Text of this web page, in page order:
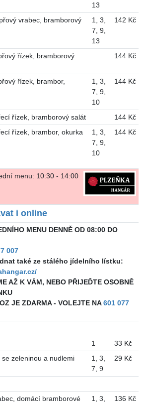
13
vrabec, bramborový
1 3
7 9,
13
142 Kč
řízek, bramborový
144 Kč
řízek, brambor,
1 3
7 9,
10
144 Kč
řízek, bramborový salát
144 Kč
řízek, brambor, okurka 1 3
7 9,
10
144 Kč
menu: 10:30 - 14:00
i online
MENU DENNĚ OD 08:00 DO
007
také ze stálého jídelního lístku:
AŽ K VÁM, NEBO PŘIJEĎTE OSOBNĚ
JE ZDARMA - VOLEJTE NA601 077
1
33 Kč
se zeleninou a nudlemi
1 3
7 9
29 Kč
domácí bramborové
1 3 136 Kč